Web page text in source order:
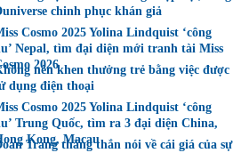
chinh phục khán giả
Cosmo 2025 Yolina Lindquist ‘công
Nepal, tìm đại diện mới tranh tài Miss
2026
nên khen thưởng trẻ bằng việc được
dụng điện thoại
Cosmo 2025 Yolina Lindquist ‘công
Trung Quốc, tìm ra 3 đại diện China,
Kong, Macau
Trang thẳng thắn nói về cái giá của sự